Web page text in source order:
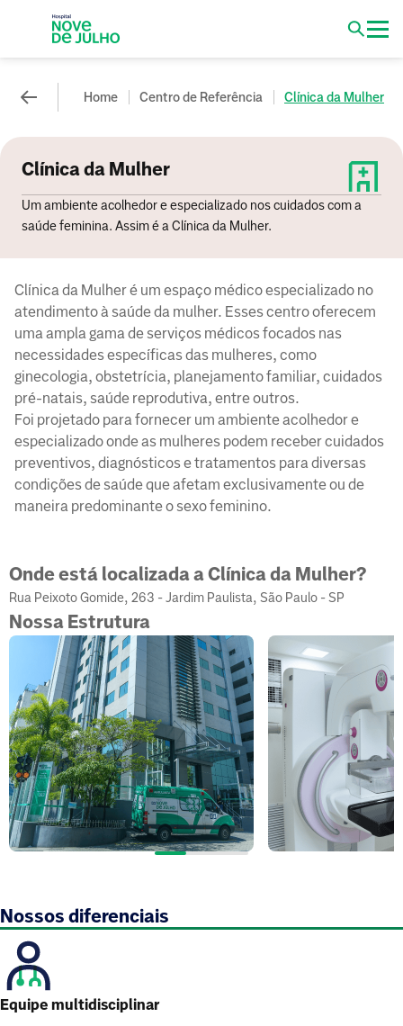
Home Centro de Referência Clínica da Mulher
Clínica da Mulher
Um ambiente acolhedor e especializado nos cuidados com a
saúde feminina. Assim é a Clínica da Mulher.
Clínica da Mulher é um espaço médico especializado no
atendimento à saúde da mulher. Esses centro oferecem
uma ampla gama de serviços médicos focados nas
necessidades específicas das mulheres, como
ginecologia, obstetrícia, planejamento familiar, cuidados
pré-natais, saúde reprodutiva, entre outros.
Foi projetado para fornecer um ambiente acolhedor e
especializado onde as mulheres podem receber cuidados
preventivos, diagnósticos e tratamentos para diversas
condições de saúde que afetam exclusivamente ou de
maneira predominante o sexo feminino.
Onde está localizada a Clínica da Mulher?
Rua Peixoto Gomide, 263 - Jardim Paulista, São Paulo - SP
Nossa Estrutura
Nossos diferenciais
Equipe multidisciplinar